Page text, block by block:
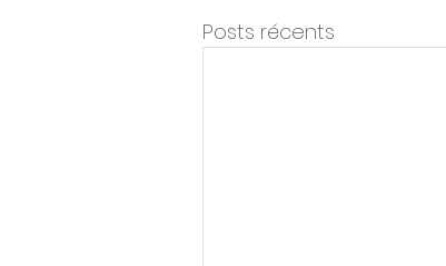
Posts récents